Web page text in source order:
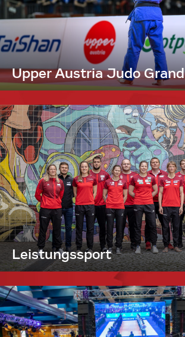
Upper Austria Judo
Leistungssport